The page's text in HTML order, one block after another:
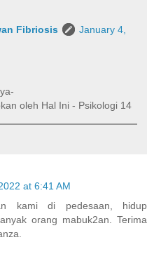
Fibriosis
January 4,
oleh Hal Ini - Psikologi 14
at 6:41 AM
kami di pedesaan, hidup
orang mabuk2an. Terima